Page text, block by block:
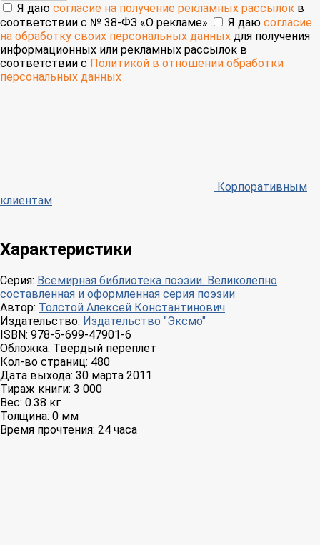
Я даю согласие на получение рекламных рассылок в
соответствии с № 38-ФЗ «О рекламе»
Я даю согласие
на обработку своих персональных данных для получения
информационных или рекламных рассылок в
соответствии с Политикой в отношении обработки
персональных данных
Корпоративным
клиентам
Характеристики
Серия: Всемирная библиотека поэзии. Великолепно
составленная и оформленная серия поэзии
Автор: Толстой Алексей Константинович
Издательство: Издательство "Эксмо"
ISBN: 978-5-699-47901-6
Обложка: Твердый переплет
Кол-во страниц: 480
Дата выхода: 30 марта 2011
Тираж книги: 3 000
Вес: 0.38 кг
Толщина: 0 мм
Время прочтения: 24 часа